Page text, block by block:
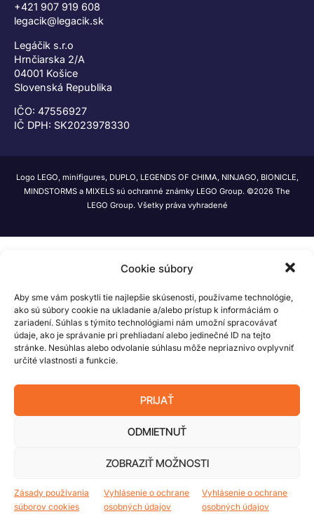
Cookie súbory
Aby sme vám poskytli tie najlepšie skúsenosti, používame technológie,
ako sú súbory cookie na ukladanie a/alebo prístup k informáciám o
zariadení. Súhlas s týmito technológiami nám umožní spracovávať
údaje, ako je správanie pri prehliadaní alebo jedinečné ID na tejto
stránke. Nesúhlas alebo odvolanie súhlasu môže nepriaznivo ovplyvniť
určité vlastnosti a funkcie.
PRIJAŤ
ODMIETNUŤ
ZOBRAZIŤ MOŽNOSTI
Zásady používania
súborov cookies
Vyhlásenie o ochrane
osobných údajov
Vyhlásenie o ochrane
osobných údajov
+421 907 919 608
legacik@legacik.sk
Legáčik s.r.o
Hrnčiarska 2/A
04001 Košice
Slovenská Republika
IČO: 47556927
IČ DPH: SK2023978330
Logo LEGO, minifigures, DUPLO, LEGENDS OF CHIMA, NINJAGO, BIONICLE,
MINDSTORMS a MIXELS sú ochranné známky LEGO Group. ©2026 The
LEGO Group. Všetky práva vyhradené